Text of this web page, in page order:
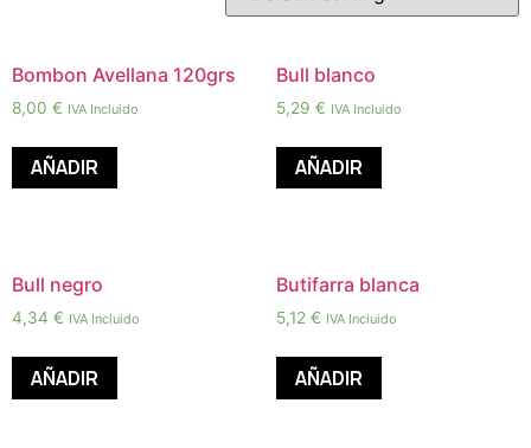
Bombon Avellana 120grs
8,00 € IVA Incluido
AÑADIR
Bull blanco
5,29 € IVA Incluido
AÑADIR
Bull negro
4,34 € IVA Incluido
AÑADIR
Butifarra blanca
5,12 € IVA Incluido
AÑADIR